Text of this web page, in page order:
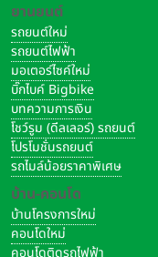
ขึ้น
ส่วนรายได้จากการขายแ
1/2569 มีจำนวน 6,520
น้อย 0.9% QoQ ซึ่งมา
การขายและการให้บริก
YoY และ 8.8% QoQ ซึ่
อย่างต่อเนื่อง รวมถึงก
สาขากาแฟพันธุ์ไทย ณ สิ้
เพิ่มขึ้น 56.4% YoY หรือ
ขยายสาขามากกว่าสอง
ยานยนต์
รถยนต์ใหม่
รถยนต์ไฟฟ้า
มอเตอร์ไซค์ใหม่
บิ๊กไบค์ Bigbike
บทความการเงิน
โชว์รูม (ดีลเลอร์) รถยนต์
โปรโมชั่นรถยนต์
รถไมล์น้อยราคาพิเศษ
บ้าน-คอนโด
บ้านโครงการใหม่
คอนโดใหม่
คอนโดติดรถไฟฟ้า